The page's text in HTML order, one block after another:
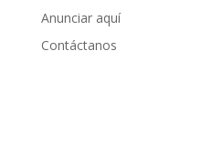
Anunciar aquí
Contáctanos